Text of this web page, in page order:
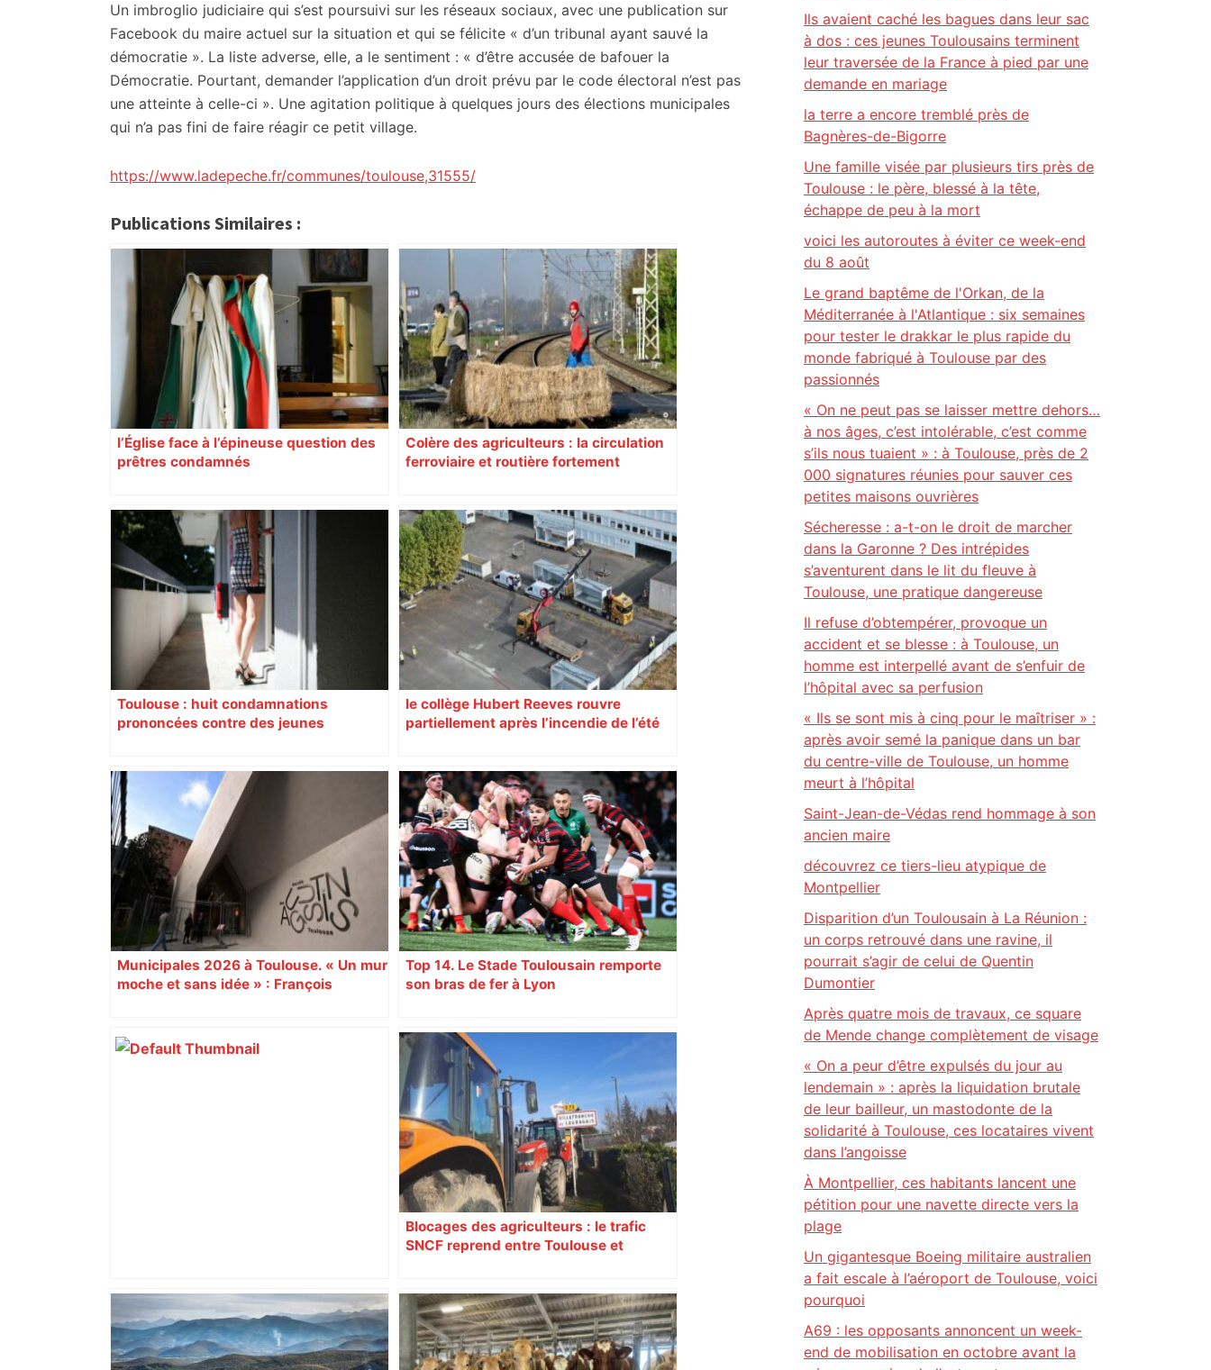
Un imbroglio judiciaire qui s’est poursuivi sur les réseaux sociaux, avec une publication sur
Facebook du maire actuel sur la situation et qui se félicite « d’un tribunal ayant sauvé la
démocratie ». La liste adverse, elle, a le sentiment : « d’être accusée de bafouer la
Démocratie. Pourtant, demander l’application d’un droit prévu par le code électoral n’est pas
une atteinte à celle-ci ». Une agitation politique à quelques jours des élections municipales
qui n’a pas fini de faire réagir ce petit village.
https://www.ladepeche.fr/communes/toulouse,31555/
Publications Similaires :
l’Église face à l’épineuse question des
prêtres condamnés
Colère des agriculteurs : la circulation
ferroviaire et routière fortement
Toulouse : huit condamnations
prononcées contre des jeunes
le collège Hubert Reeves rouvre
partiellement après l’incendie de l’été
Municipales 2026 à Toulouse. « Un mur
moche et sans idée » : François
Augustins
Top 14. Le Stade Toulousain remporte
son bras de fer à Lyon
Top 14: comment Perpignan a une
nouvelle fois fait tomber Toulouse? –
RMC Sport
Blocages des agriculteurs : le trafic
SNCF reprend entre Toulouse et
Ils avaient caché les bagues dans leur sac
à dos : ces jeunes Toulousains terminent
leur traversée de la France à pied par une
demande en mariage
la terre a encore tremblé près de
Bagnères-de-Bigorre
Une famille visée par plusieurs tirs près de
Toulouse : le père, blessé à la tête,
échappe de peu à la mort
voici les autoroutes à éviter ce week-end
du 8 août
Le grand baptême de l'Orkan, de la
Méditerranée à l'Atlantique : six semaines
pour tester le drakkar le plus rapide du
monde fabriqué à Toulouse par des
passionnés
« On ne peut pas se laisser mettre dehors…
à nos âges, c’est intolérable, c’est comme
s’ils nous tuaient » : à Toulouse, près de 2
000 signatures réunies pour sauver ces
petites maisons ouvrières
Sécheresse : a-t-on le droit de marcher
dans la Garonne ? Des intrépides
s’aventurent dans le lit du fleuve à
Toulouse, une pratique dangereuse
Il refuse d’obtempérer, provoque un
accident et se blesse : à Toulouse, un
homme est interpellé avant de s’enfuir de
l’hôpital avec sa perfusion
« Ils se sont mis à cinq pour le maîtriser » :
après avoir semé la panique dans un bar
du centre-ville de Toulouse, un homme
meurt à l’hôpital
Saint-Jean-de-Védas rend hommage à son
ancien maire
découvrez ce tiers-lieu atypique de
Montpellier
Disparition d’un Toulousain à La Réunion :
un corps retrouvé dans une ravine, il
pourrait s’agir de celui de Quentin
Dumontier
Après quatre mois de travaux, ce square
de Mende change complètement de visage
« On a peur d’être expulsés du jour au
lendemain » : après la liquidation brutale
de leur bailleur, un mastodonte de la
solidarité à Toulouse, ces locataires vivent
dans l’angoisse
À Montpellier, ces habitants lancent une
pétition pour une navette directe vers la
plage
Un gigantesque Boeing militaire australien
a fait escale à l’aéroport de Toulouse, voici
pourquoi
A69 : les opposants annoncent un week-
end de mobilisation en octobre avant la